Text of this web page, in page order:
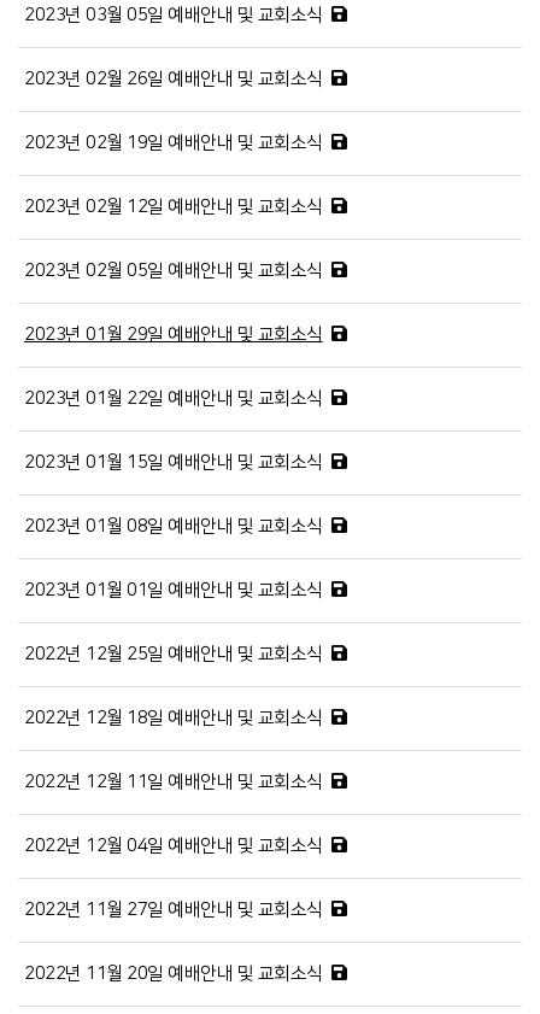
2023년 03월 05일 예배안내 및 교회소식
2023년 02월 26일 예배안내 및 교회소식
2023년 02월 19일 예배안내 및 교회소식
2023년 02월 12일 예배안내 및 교회소식
2023년 02월 05일 예배안내 및 교회소식
2023년 01월 29일 예배안내 및 교회소식
2023년 01월 22일 예배안내 및 교회소식
2023년 01월 15일 예배안내 및 교회소식
2023년 01월 08일 예배안내 및 교회소식
2023년 01월 01일 예배안내 및 교회소식
2022년 12월 25일 예배안내 및 교회소식
2022년 12월 18일 예배안내 및 교회소식
2022년 12월 11일 예배안내 및 교회소식
2022년 12월 04일 예배안내 및 교회소식
2022년 11월 27일 예배안내 및 교회소식
2022년 11월 20일 예배안내 및 교회소식